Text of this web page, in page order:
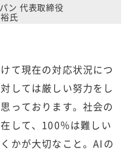
ン 代表取締役
氏
て現在の対応状況につ
しては厳しい努力をし
っております。社会の
して、100％は難しい
かが大切なこと。AIの